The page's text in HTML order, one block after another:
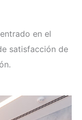
en el
satisfacción de